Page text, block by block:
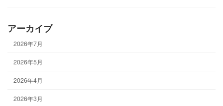
アーカイブ
2026年7月
2026年5月
2026年4月
2026年3月